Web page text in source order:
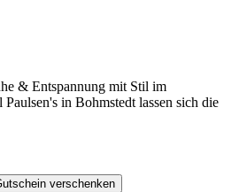
& Entspannung mit Stil im
in Bohmstedt lassen sich die
verschenken